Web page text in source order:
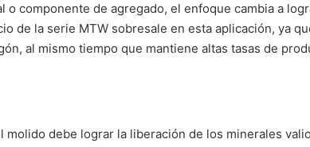
componente de agregado, el enfoque cambia a
de la serie MTW sobresale en esta aplicación, ya
al mismo tiempo que mantiene altas tasas de
debe lograr la liberación de los minerales